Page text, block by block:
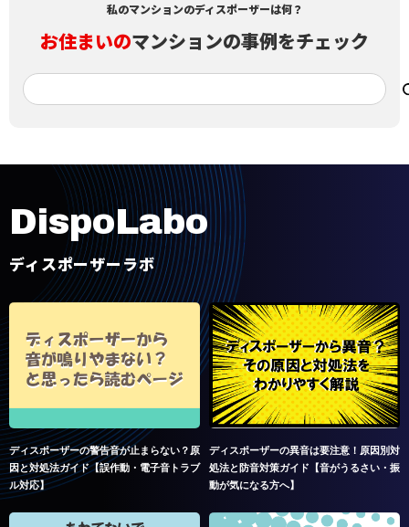
私のマンションのディスポーザーは何？
お住まいのマンションの事例をチェック
DispoLabo
ディスポーザーラボ
ディスポーザーの警告音が止まらない？原
因と対処法ガイド【誤作動・電子音トラブ
ル対応】
ディスポーザーの異音は要注意！原因別対
処法と防音対策ガイド【音がうるさい・振
動が気になる方へ】